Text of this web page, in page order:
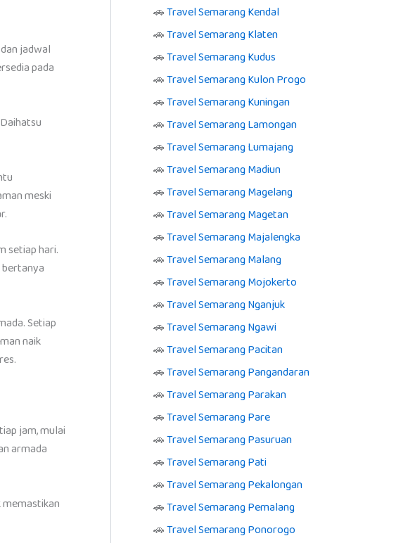
jadwal
pada
meski
setiap hari.
Setiap
naik
jam, mulai
armada
🚗Travel Semarang Kendal
🚗Travel Semarang Klaten
🚗Travel Semarang Kudus
🚗Travel Semarang Kulon Progo
🚗Travel Semarang Kuningan
🚗Travel Semarang Lamongan
🚗Travel Semarang Lumajang
🚗Travel Semarang Madiun
🚗Travel Semarang Magelang
🚗Travel Semarang Magetan
🚗Travel Semarang Majalengka
🚗Travel Semarang Malang
🚗Travel Semarang Mojokerto
🚗Travel Semarang Nganjuk
🚗Travel Semarang Ngawi
🚗Travel Semarang Pacitan
🚗Travel Semarang Pangandaran
🚗Travel Semarang Parakan
🚗Travel Semarang Pare
🚗Travel Semarang Pasuruan
🚗Travel Semarang Pati
🚗Travel Semarang Pekalongan
🚗Travel Semarang Pemalang
🚗Travel Semarang Ponorogo